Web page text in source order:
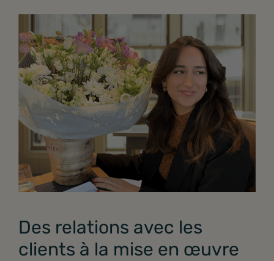
Des relations avec les
clients à la mise en œuvre